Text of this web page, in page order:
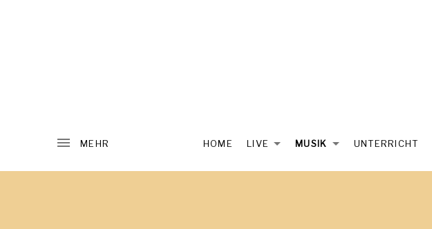
U
L
HOME LIVE MUSIK UNTERRICHT